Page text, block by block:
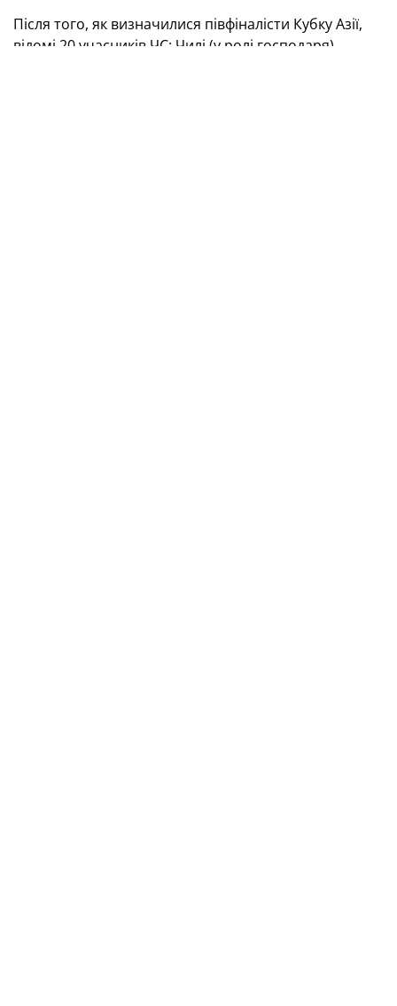
Після того, як визначилися півфіналісти Кубку Азії,
відомі 20 учасників ЧС: Чилі (у ролі господаря),